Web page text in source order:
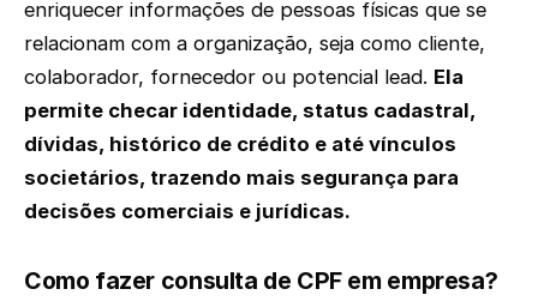
enriquecer informações de pessoas físicas que se
relacionam com a organização, seja como cliente,
colaborador, fornecedor ou potencial lead. Ela
permite checar identidade, status cadastral,
dívidas, histórico de crédito e até vínculos
societários, trazendo mais segurança para
decisões comerciais e jurídicas.
Como fazer consulta de CPF em empresa?